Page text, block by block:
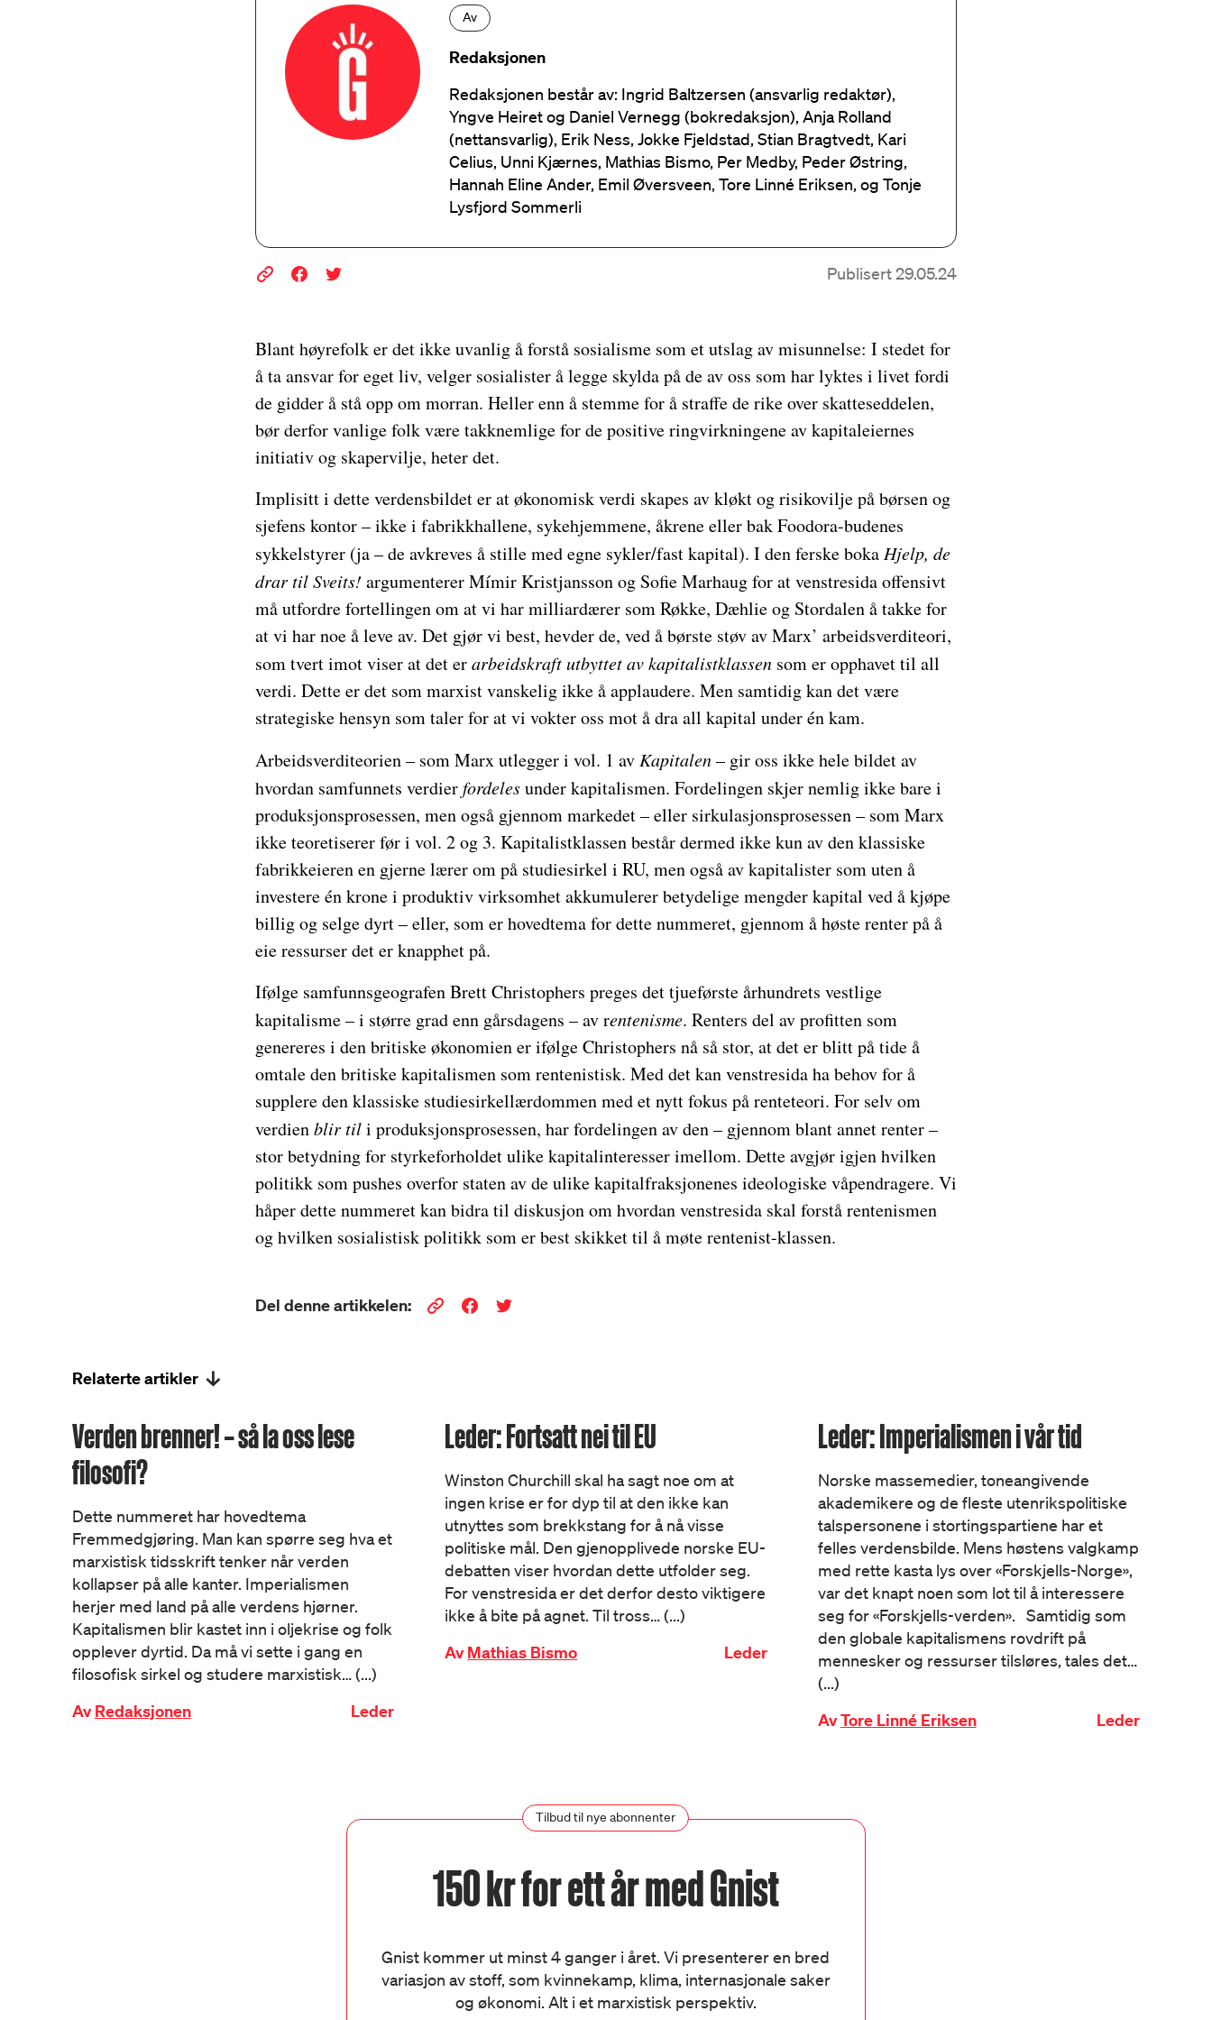
Av
Redaksjonen
Redaksjonen består av: Ingrid Baltzersen (ansvarlig redaktør),
Yngve Heiret og Daniel Vernegg (bokredaksjon), Anja Rolland
(nettansvarlig), Erik Ness, Jokke Fjeldstad, Stian Bragtvedt, Kari
Celius, Unni Kjærnes, Mathias Bismo, Per Medby, Peder Østring,
Hannah Eline Ander, Emil Øversveen, Tore Linné Eriksen, og Tonje
Lysfjord Sommerli
Publisert 29.05.24
Blant høyrefolk er det ikke uvanlig å forstå sosialisme som et utslag av misunnelse: I stedet for
å ta ansvar for eget liv, velger sosialister å legge skylda på de av oss som har lyktes i livet fordi
de gidder å stå opp om morran. Heller enn å stemme for å straffe de rike over skatteseddelen,
bør derfor vanlige folk være takknemlige for de positive ringvirkningene av kapitaleiernes
initiativ og skapervilje, heter det.
Implisitt i dette verdensbildet er at økonomisk verdi skapes av kløkt og risikovilje på børsen og
sjefens kontor – ikke i fabrikkhallene, sykehjemmene, åkrene eller bak Foodora-budenes
sykkelstyrer (ja – de avkreves å stille med egne sykler/fast kapital). I den ferske boka Hjelp, de
drar til Sveits! argumenterer Mímir Kristjansson og Sofie Marhaug for at venstresida offensivt
må utfordre fortellingen om at vi har milliardærer som Røkke, Dæhlie og Stordalen å takke for
at vi har noe å leve av. Det gjør vi best, hevder de, ved å børste støv av Marx’ arbeidsverditeori,
som tvert imot viser at det erarbeidskraft utbyttet av kapitalistklassensom er opphavet til all
verdi. Dette er det som marxist vanskelig ikke å applaudere. Men samtidig kan det være
strategiske hensyn som taler for at vi vokter oss mot å dra all kapital under én kam.
Arbeidsverditeorien – som Marx utlegger i vol. 1 av Kapitalen– gir oss ikke hele bildet av
hvordan samfunnets verdierfordelesunder kapitalismen. Fordelingen skjer nemlig ikke bare i
produksjonsprosessen, men også gjennom markedet – eller sirkulasjonsprosessen – som Marx
ikke teoretiserer før i vol. 2 og 3. Kapitalistklassen består dermed ikke kun av den klassiske
fabrikkeieren en gjerne lærer om på studiesirkel i RU, men også av kapitalister som uten å
investere én krone i produktiv virksomhet akkumulerer betydelige mengder kapital ved å kjøpe
billig og selge dyrt – eller, som er hovedtema for dette nummeret, gjennom å høste renter på å
eie ressurser det er knapphet på.
Ifølge samfunnsgeografen Brett Christophers preges det tjueførste århundrets vestlige
kapitalisme – i større grad enn gårsdagens – av rentenisme. Renters del av profitten som
genereres i den britiske økonomien er ifølge Christophers nå så stor, at det er blitt på tide å
omtale den britiske kapitalismen som rentenistisk. Med det kan venstresida ha behov for å
supplere den klassiske studiesirkellærdommen med et nytt fokus på renteteori. For selv om
verdienblir tili produksjonsprosessen, har fordelingen av den – gjennom blant annet renter –
stor betydning for styrkeforholdet ulike kapitalinteresser imellom. Dette avgjør igjen hvilken
politikk som pushes overfor staten av de ulike kapitalfraksjonenes ideologiske våpendragere. Vi
håper dette nummeret kan bidra til diskusjon om hvordan venstresida skal forstå rentenismen
og hvilken sosialistisk politikk som er best skikket til å møte rentenist-klassen.
Del denne artikkelen:
Relaterte artikler
Verden brenner! – så la oss lese
filosofi?
Dette nummeret har hovedtema
Fremmedgjøring. Man kan spørre seg hva et
marxistisk tidsskrift tenker når verden
kollapser på alle kanter. Imperialismen
herjer med land på alle verdens hjørner.
Kapitalismen blir kastet inn i oljekrise og folk
opplever dyrtid. Da må vi sette i gang en
filosofisk sirkel og studere marxistisk… (...)
AvRedaksjonen Leder
Leder: Fortsatt nei til EU
Winston Churchill skal ha sagt noe om at
ingen krise er for dyp til at den ikke kan
utnyttes som brekkstang for å nå visse
politiske mål. Den gjenopplivede norske EU-
debatten viser hvordan dette utfolder seg.
For venstresida er det derfor desto viktigere
ikke å bite på agnet. Til tross… (...)
AvMathias Bismo Leder
Leder: Imperialismen i vår tid
Norske massemedier, toneangivende
akademikere og de fleste utenrikspolitiske
talspersonene i stortingspartiene har et
felles verdensbilde. Mens høstens valgkamp
med rette kasta lys over «Forskjells-Norge»,
var det knapt noen som lot til å interessere
seg for «Forskjells-verden». Samtidig som
den globale kapitalismens rovdrift på
mennesker og ressurser tilsløres, tales det…
(...)
AvTore Linné Eriksen Leder
Tilbud til nye abonnenter
150 kr for ett år med Gnist
Gnist kommer ut minst 4 ganger i året. Vi presenterer en bred
variasjon av stoff, som kvinnekamp, klima, internasjonale saker
og økonomi. Alt i et marxistisk perspektiv.